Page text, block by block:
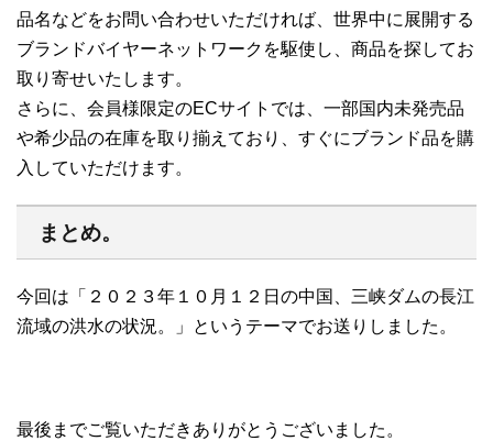
品名などをお問い合わせいただければ、世界中に展開する
ブランドバイヤーネットワークを駆使し、商品を探してお
取り寄せいたします。
さらに、会員様限定のECサイトでは、一部国内未発売品
や希少品の在庫を取り揃えており、すぐにブランド品を購
入していただけます。
まとめ。
今回は「２０２３年１０月１２日の中国、三峡ダムの長江
流域の洪水の状況。」というテーマでお送りしました。
最後までご覧いただきありがとうございました。